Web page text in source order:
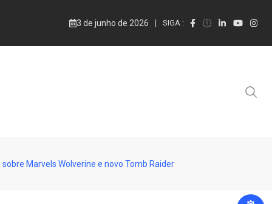
3 de junho de 2026 SIGA :
Marvels Wolverine e novo Tomb Raider